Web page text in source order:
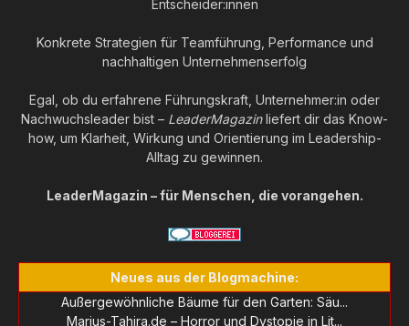
Entscheider:innen
Konkrete Strategien für Teamführung, Performance und
nachhaltigen Unternehmenserfolg
Egal, ob du erfahrene Führungskraft, Unternehmer:in oder
Nachwuchsleader bist – LeaderMagazinliefert dir das Know-
how, um Klarheit, Wirkung und Orientierung im Leadership-
Alltag zu gewinnen.
LeaderMagazin – für Menschen, die vorangehen.
Neues aus der Blogmachine:
Außergewöhnliche Bäume für den Garten: Säu...
Marius-Tahira.de – Horror und Dystopie in Lit...